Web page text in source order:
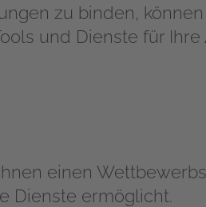
zu binden,
und Dienste für
einen
Dienste ermöglicht.